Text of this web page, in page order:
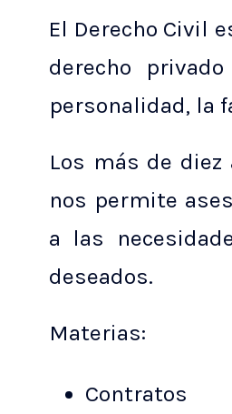
El Derecho Civil
derecho
personalidad, la
Los más de
nos permite
a las
deseados.
Materias:
Contratos